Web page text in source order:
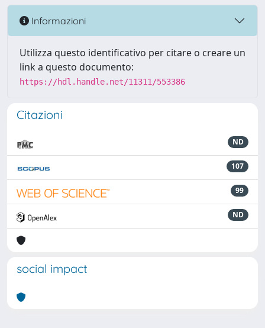
Informazioni
Utilizza questo identificativo per citare o creare un
link a questo documento:
https://hdl.handle.net/11311/553386
Citazioni
ND
107
99
ND
social impact